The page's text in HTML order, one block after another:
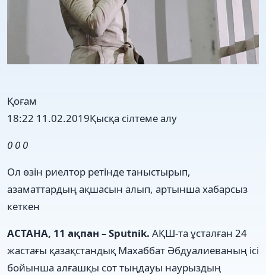
Қоғам
18:22 11.02.2019Қысқа сілтеме алу
0 0 0
Ол өзін риелтор ретінде таныстырып,
азаматтардың ақшасын алып, артынша хабарсыз
кеткен
АСТАНА, 11 ақпан – Sputnik. АҚШ-та ұсталған 24
жастағы қазақстандық Махаббат Әбдуалиеваның ісі
бойынша алғашқы сот тыңдауы наурыздың